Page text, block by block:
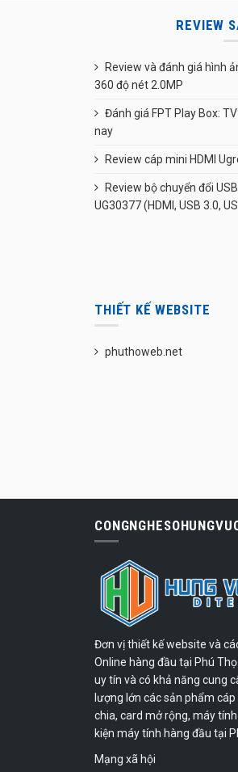
REVIEW
Review và đánh giá hình
360 độ nét 2.0MP
Đánh giá FPT Play Box:
nay
Review cáp mini HDMI
Review bộ chuyển đổi
UG30377 (HDMI, USB 3.0,
THIẾT KẾ WEBSITE
phuthoweb.net
Đơn vị thiết kế website và
Online hàng đầu tại Phú
uy tín và có khả năng cung
lượng lớn các sản phẩm
chia, card mở rộng, máy
kiện máy tính hàng đầu tại
Mạng xã hội